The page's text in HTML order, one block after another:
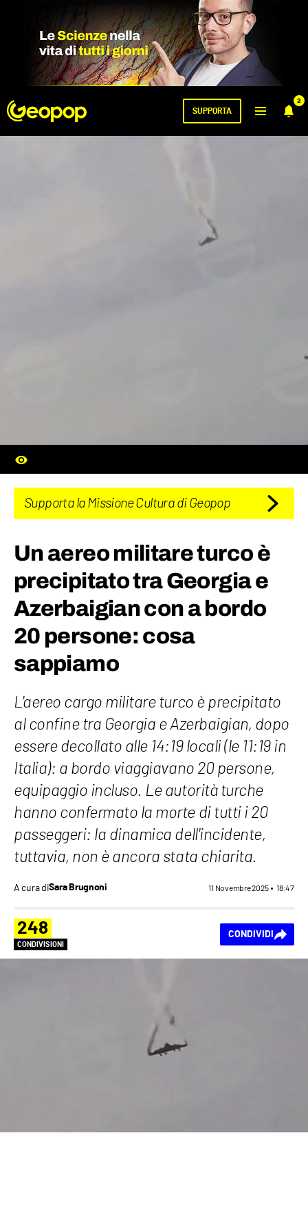
2
SUPPORTA
Supporta la Missione Cultura di Geopop
Un aereo militare turco è
precipitato tra Georgia e
Azerbaigian con a bordo
20 persone: cosa
sappiamo
L'aereo cargo militare turco è precipitato
al confine tra Georgia e Azerbaigian, dopo
essere decollato alle 14:19 locali (le 11:19 in
Italia): a bordo viaggiavano 20 persone,
equipaggio incluso. Le autorità turche
hanno confermato la morte di tutti i 20
passeggeri: la dinamica dell'incidente,
tuttavia, non è ancora stata chiarita.
A cura diSara Brugnoni 11 Novembre 2025 18:47
248
CONDIVISIONI
CONDIVIDI